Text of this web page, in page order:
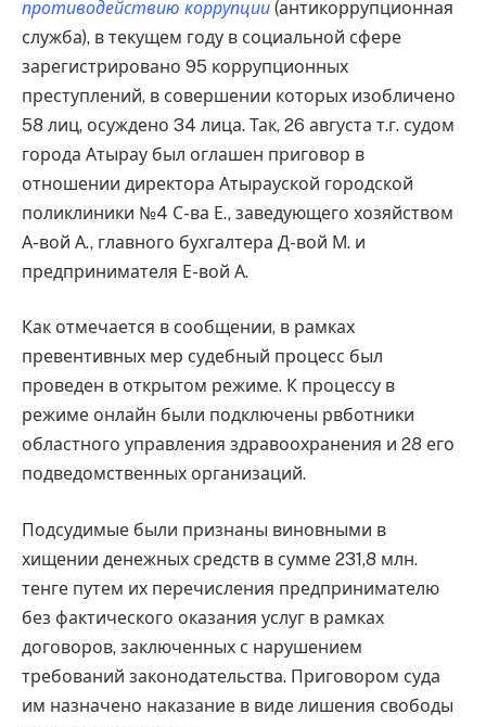
противодействию коррупции (антикоррупционная
служба), в текущем году в социальной сфере
зарегистрировано 95 коррупционных
преступлений, в совершении которых изобличено
58 лиц, осуждено 34 лица. Так, 26 августа т.г. судом
города Атырау был оглашен приговор в
отношении директора Атырауской городской
поликлиники №4 С-ва Е., заведующего хозяйством
А-вой А., главного бухгалтера Д-вой М. и
предпринимателя Е-вой А.
Как отмечается в сообщении, в рамках
превентивных мер судебный процесс был
проведен в открытом режиме. К процессу в
режиме онлайн были подключены рвботники
областного управления здравоохранения и 28 его
подведомственных организаций.
Подсудимые были признаны виновными в
хищении денежных средств в сумме 231,8 млн.
тенге путем их перечисления предпринимателю
без фактического оказания услуг в рамках
договоров, заключенных с нарушением
требований законодательства. Приговором суда
им назначено наказание в виде лишения свободы